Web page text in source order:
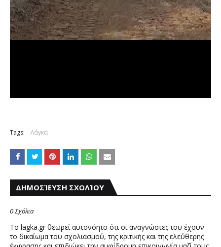
Tags: Λάγκα
ΔΗΜΟΣΊΕΥΣΗ ΣΧΟΛΊΟΥ
0 Σχόλια
Το lagka.gr θεωρεί αυτονόητο ότι οι αναγνώστες του έχουν
το δικαίωμα του σχολιασμού, της κριτικής και της ελεύθερης